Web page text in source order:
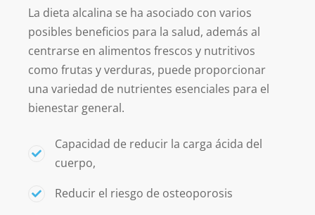
La dieta alcalina se ha asociado con varios
posibles beneficios para la salud, además al
centrarse en alimentos frescos y nutritivos
como frutas y verduras, puede proporcionar
una variedad de nutrientes esenciales para el
bienestar general.
Capacidad de reducir la carga ácida del
cuerpo,
Reducir el riesgo de osteoporosis